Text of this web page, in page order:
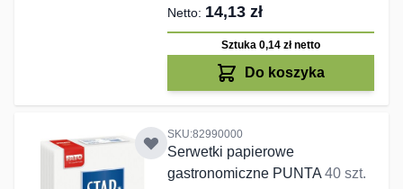
14,13 zł
Sztuka 0,14 złnetto
Do koszyka
SKU:82990000
Serwetki papierowe
gastronomiczne PUNTA 40 szt.